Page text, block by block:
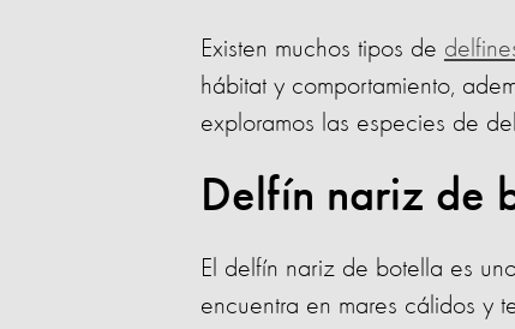
Existen muchos tipos de
hábitat y comportamiento,
exploramos las especies de
Delfín nariz de
El delfín nariz de botella es
encuentra en mares cálidos y